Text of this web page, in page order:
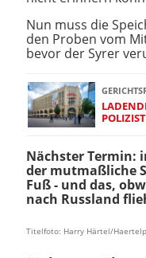
Nun muss die
den Proben vom
bevor der Syrer
Nächster Termin:
der mutmaßliche
Fuß - und das,
nach Russland
Titelfoto: Harry Härtel/